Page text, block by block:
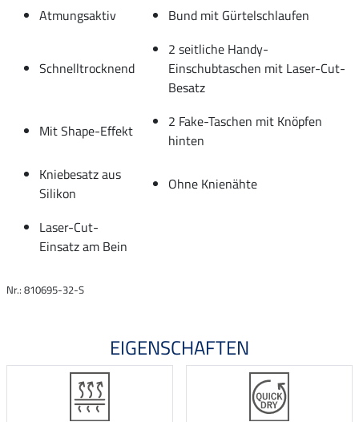
Atmungsaktiv
Bund mit Gürtelschlaufen
Schnelltrocknend
2 seitliche Handy-
Einschubtaschen mit Laser-Cut-
Besatz
Mit Shape-Effekt
2 Fake-Taschen mit Knöpfen
hinten
Kniebesatz aus
Silikon
Ohne Knienähte
Laser-Cut-
Einsatz am Bein
Nr.: 810695-32-S
EIGENSCHAFTEN